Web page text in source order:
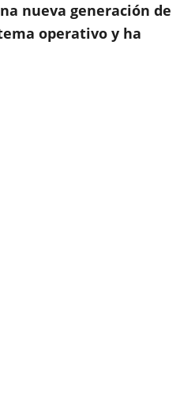
nueva generación de
operativo y ha